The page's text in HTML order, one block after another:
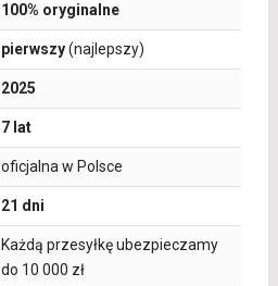
100% oryginalne
pierwszy(najlepszy)
2025
7 lat
oficjalna w Polsce
21 dni
Każdą przesyłkę ubezpieczamy
do 10 000 zł